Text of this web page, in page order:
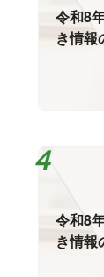
令和8
き情報
令和8
き情報